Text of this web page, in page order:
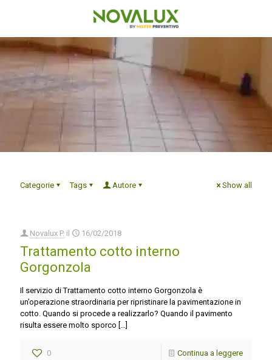
Categorie Tags Autore Show all
Novalux P. il 16/02/2018
Trattamento cotto interno
Gorgonzola
Il servizio di Trattamento cotto interno Gorgonzola è
un’operazione straordinaria per ripristinare la pavimentazione in
cotto. Quando si procede a realizzarlo? Quando il pavimento
risulta essere molto sporco […]
0 Continua a leggere